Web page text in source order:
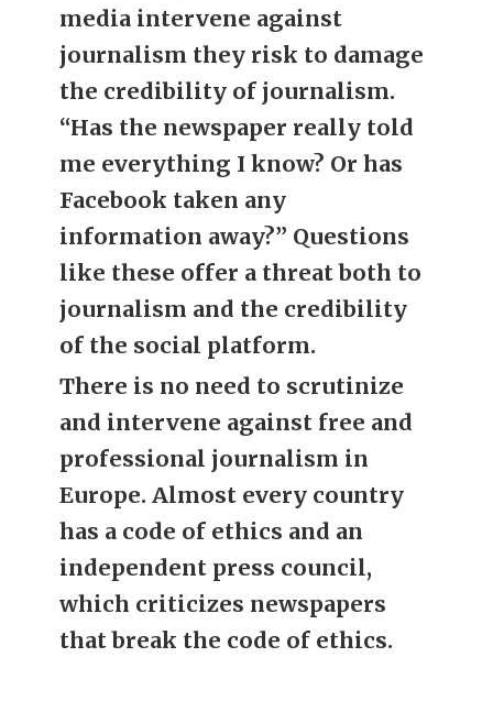
media intervene against
journalism they risk to damage
the credibility of journalism.
“Has the newspaper really told
me everything I know? Or has
Facebook taken any
information away?” Questions
like these offer a threat both to
journalism and the credibility
of the social platform.
There is no need to scrutinize
and intervene against free and
professional journalism in
Europe. Almost every country
has a code of ethics and an
independent press council,
which criticizes newspapers
that break the code of ethics.